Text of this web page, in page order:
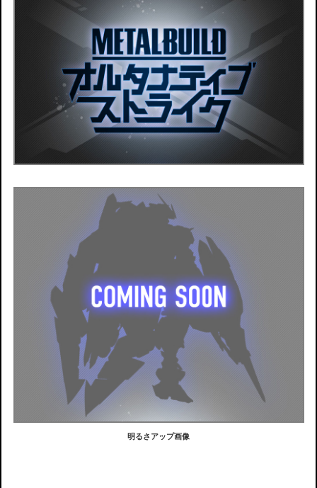
明るさアップ画像